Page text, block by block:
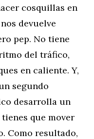
cosquillas en
devuelve
pep. No tiene
del tráfico,
en caliente. Y,
segundo
desarrolla un
tienes que mover
Como resultado,